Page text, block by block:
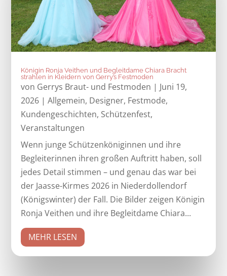
Königin Ronja Veithen und Begleitdame Chiara Bracht
strahlen in Kleidern von Gerry’s Festmoden
von Gerrys Braut- und Festmoden | Juni 19,
2026 |Allgemein, Designer, Festmode,
Kundengeschichten, Schützenfest,
Veranstaltungen
Wenn junge Schützenköniginnen und ihre
Begleiterinnen ihren großen Auftritt haben, soll
jedes Detail stimmen – und genau das war bei
der Jaasse-Kirmes 2026 in Niederdollendorf
(Königswinter) der Fall. Die Bilder zeigen Königin
Ronja Veithen und ihre Begleitdame Chiara...
MEHR LESEN